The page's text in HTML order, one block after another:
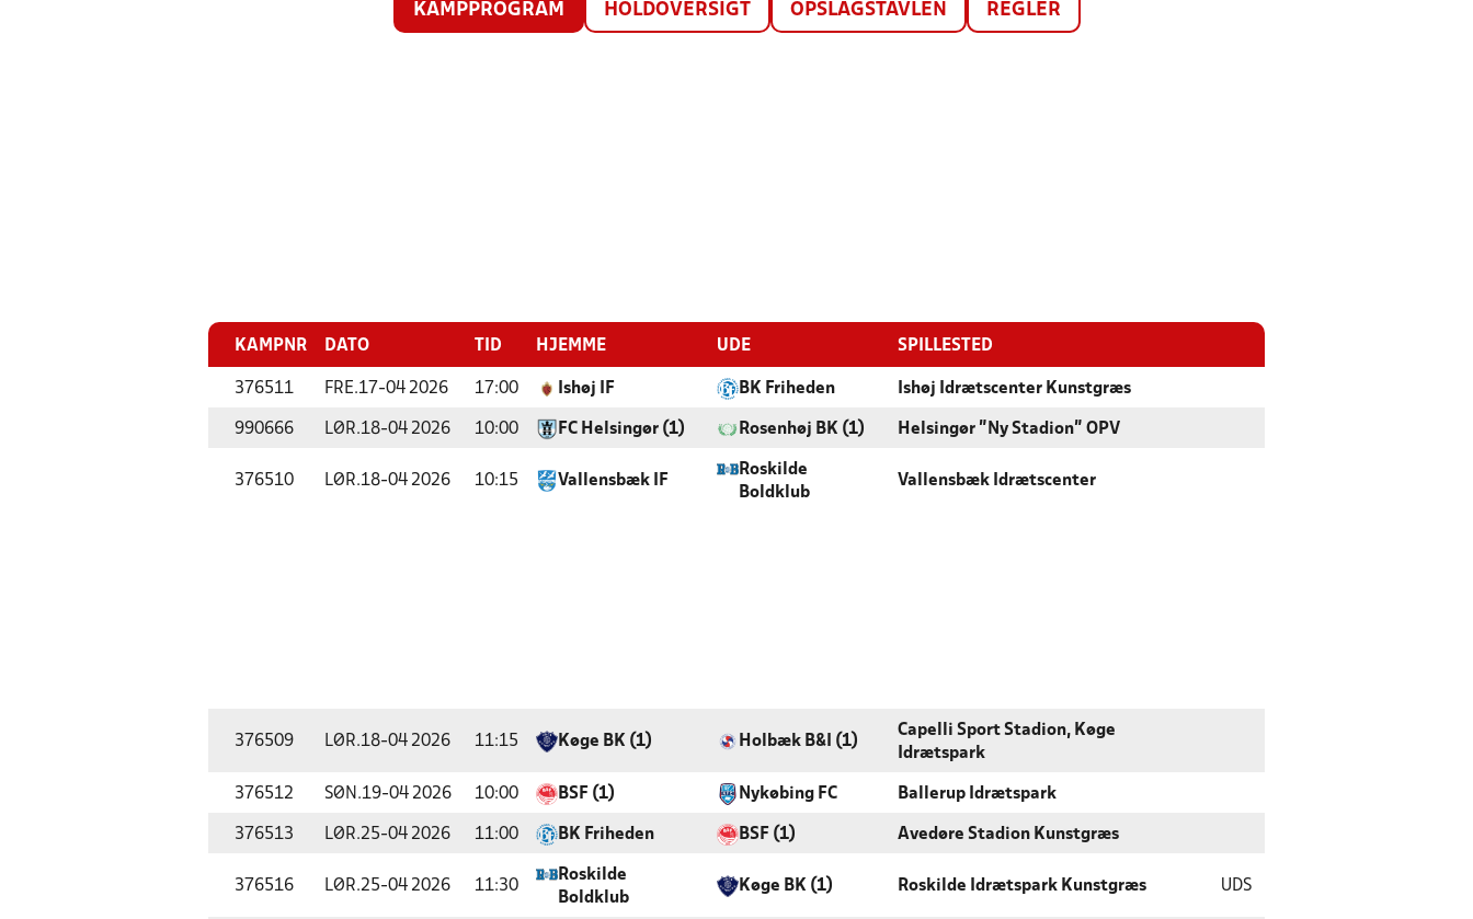
KAMPPROGRAM HOLDOVERSIGT OPSLAGSTAVLEN REGLER
KAMPNR DATO TID HJEMME UDE SPILLESTED
376511 FRE.17-04 2026 17:00 Ishøj IF BK Friheden Ishøj Idrætscenter Kunstgræs
990666 LØR.18-04 2026 10:00 FC Helsingør (1) Rosenhøj BK (1) Helsingør "Ny Stadion" OPV
376510 LØR.18-04 2026 10:15 Vallensbæk IF
Roskilde
Boldklub
Vallensbæk Idrætscenter
376509 LØR.18-04 2026 11:15 Køge BK (1) Holbæk B&I (1)
Capelli Sport Stadion, Køge
Idrætspark
376512 SØN.19-04 2026 10:00 BSF (1) Nykøbing FC Ballerup Idrætspark
376513 LØR.25-04 2026 11:00 BK Friheden BSF (1) Avedøre Stadion Kunstgræs
376516 LØR.25-04 2026 11:30
Roskilde
Boldklub
Køge BK (1) Roskilde Idrætspark Kunstgræs UDS